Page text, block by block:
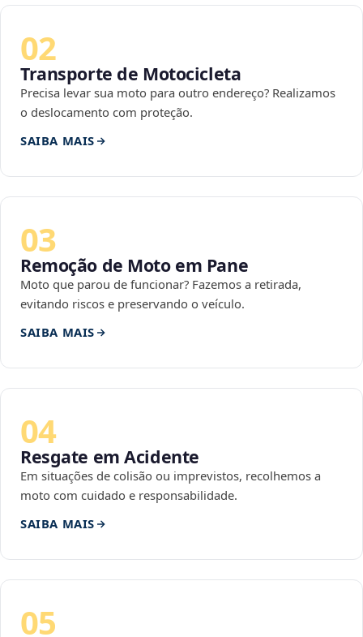
02
Transporte de Motocicleta
Precisa levar sua moto para outro endereço? Realizamos
o deslocamento com proteção.
SAIBA MAIS
03
Remoção de Moto em Pane
Moto que parou de funcionar? Fazemos a retirada,
evitando riscos e preservando o veículo.
SAIBA MAIS
04
Resgate em Acidente
Em situações de colisão ou imprevistos, recolhemos a
moto com cuidado e responsabilidade.
SAIBA MAIS
05